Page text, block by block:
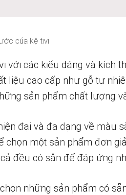
của kệ tivi
với các kiểu dáng và kích
liệu cao cấp như gỗ tự
sản phẩm chất lượng
đại và đa dạng về màu
chọn một sản phẩm đơn
đều có sẵn để đáp ứng
những sản phẩm có